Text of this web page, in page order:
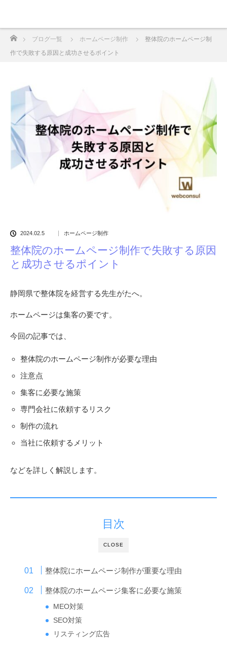
ブログ一覧 ホームページ制作
整体院のホームページ制
作で失敗する原因と成功させるポイント
2024.02.5 ホームページ制作
整体院のホームページ制作で失敗する原因
と成功させるポイント
静岡県で整体院を経営する先生がたへ。
ホームページは集客の要です。
今回の記事では、
整体院のホームページ制作が必要な理由
注意点
集客に必要な施策
専門会社に依頼するリスク
制作の流れ
当社に依頼するメリット
などを詳しく解説します。
CLOSE
目次
整体院にホームページ制作が重要な理由
整体院のホームページ集客に必要な施策
MEO対策
SEO対策
リスティング広告